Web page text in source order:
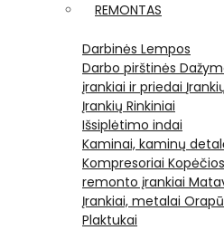
REMONTAS
Darbinės Lempos
Darbo pirštinės
įrankiai ir priedai
Įrankių Rinkiniai
Išsiplėtimo indai
Kaminai, kaminų
Kompresoriai
remonto įrankiai
Įrankiai, metalai
Plaktukai